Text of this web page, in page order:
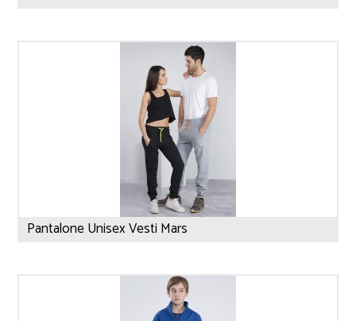
Pantalone Unisex Vesti Mars